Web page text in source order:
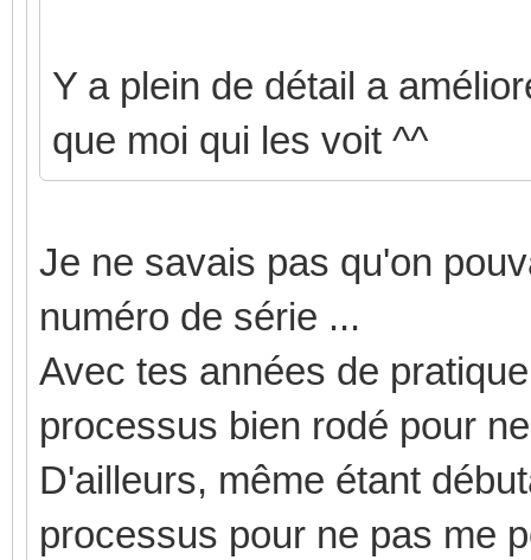
Y a plein de détail a
que moi qui les voit ^^
Je ne savais pas qu'on
numéro de série ...
Avec tes années de
processus bien rodé pour
D'ailleurs, même étant
processus pour ne pas me